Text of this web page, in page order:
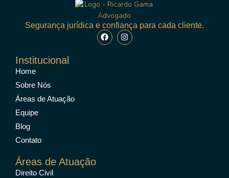
Segurança jurídica e confiança para cada cliente.
Institucional
Home
Sobre Nós
Áreas de Atuação
Equipe
Blog
Contato
Áreas de Atuação
Direito Civil